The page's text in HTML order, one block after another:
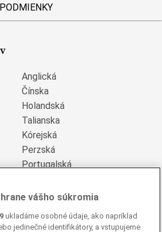
PODMIENKY
Anglická
Čínska
Holandská
Talianska
Kórejská
Perzská
Portugalská
Španielska
Vietnamská
vášho súkromia
ukladáme osobné údaje, ako napríklad
jedinečné identifikátory, a vstupujeme